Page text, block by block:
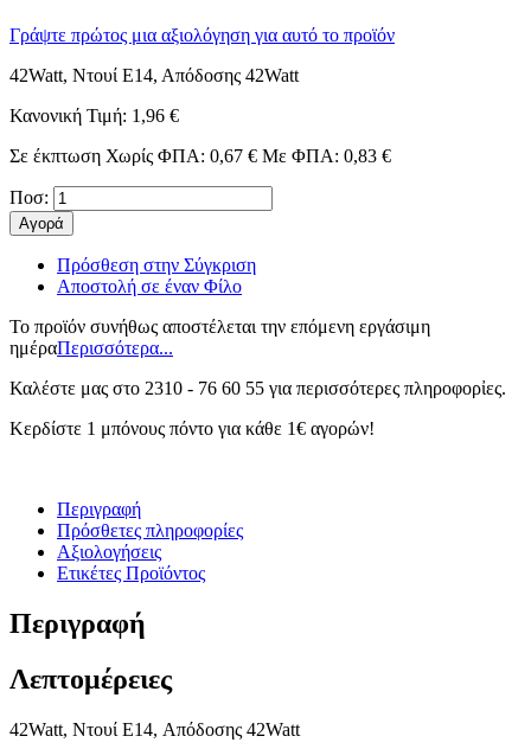
Γράψτε πρώτος μια αξιολόγηση για αυτό το προϊόν
42Watt, Ντουί Ε14, Απόδοσης 42Watt
Κανονική Τιμή: 1,96 €
Σε έκπτωση Χωρίς ΦΠΑ: 0,67 € Με ΦΠΑ: 0,83 €
Ποσ:
Αγορά
Πρόσθεση στην Σύγκριση
Αποστολή σε έναν Φίλο
Το προϊόν συνήθως αποστέλεται την επόμενη εργάσιμη
ημέραΠερισσότερα...
Καλέστε μας στο 2310 - 76 60 55 για περισσότερες πληροφορἰες.
Κερδίστε 1 μπόνους πόντο για κάθε 1€ αγορών!
Περιγραφή
Πρόσθετες πληροφορίες
Αξιολογήσεις
Ετικέτες Προϊόντος
Περιγραφή
Λεπτομέρειες
42Watt, Ντουί E14, Απόδοσης 42Watt